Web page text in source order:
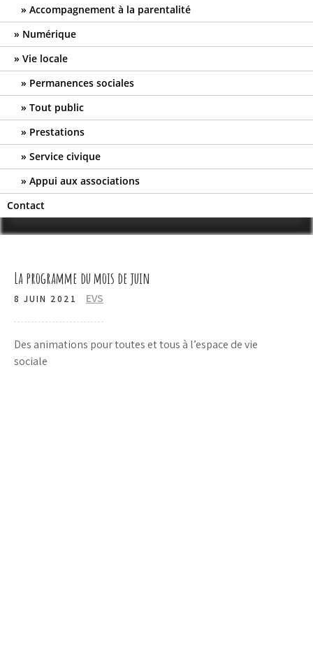
Accompagnement à la parentalité
Numérique
Vie locale
Permanences sociales
Tout public
Prestations
Service civique
Appui aux associations
Contact
La programme du mois de juin
8 JUIN 2021 EVS
Des animations pour toutes et tous à l’espace de vie
sociale